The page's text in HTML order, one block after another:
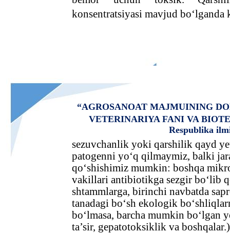
konsentratsiyasi mavjud
“AGROSANOAT MAJMUINING
VETERINARIYA FANI VA
Respublika
sezuvchanlik yoki qarshilik qayd
patogenni yo‘q qilmaymiz, balki
qo‘shishimiz mumkin: boshqa
vakillari antibiotikga sezgir bo‘lib
shtammlarga, birinchi navbatda
tanadagi bo‘sh ekologik
bo‘lmasa, barcha mumkin bo‘lgan
ta’sir, gepatotoksiklik va